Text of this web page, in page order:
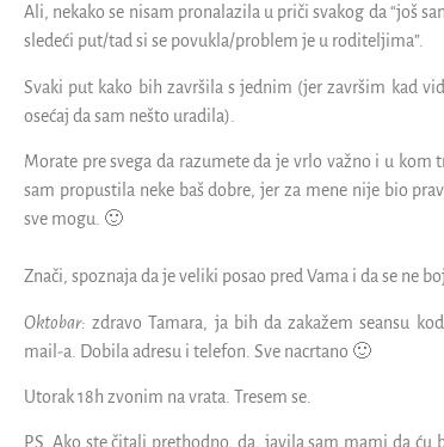
Ali, nekako se nisam pronalazila u priči svakog da “još
sledeći put/tad si se povukla/problem je u roditeljima”.
Svaki put kako bih završila s jednim (jer završim kad
osećaj da sam nešto uradila).
Morate pre svega da razumete da je vrlo važno i u
sam propustila neke baš dobre, jer za mene nije bio
sve mogu. 🙂
Znači, spoznaja da je veliki posao pred Vama i da se ne
Oktobar: zdravo Tamara, ja bih da zakažem seansu
mail-a. Dobila adresu i telefon. Sve nacrtano 🙂
Utorak 18h zvonim na vrata. Tresem se.
P.S. Ako ste čitali prethodno, da, javila sam mami da